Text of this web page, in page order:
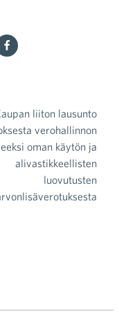
liiton lausunto
verohallinnon
oman käytön ja
alivastikkeellisten
luovutusten